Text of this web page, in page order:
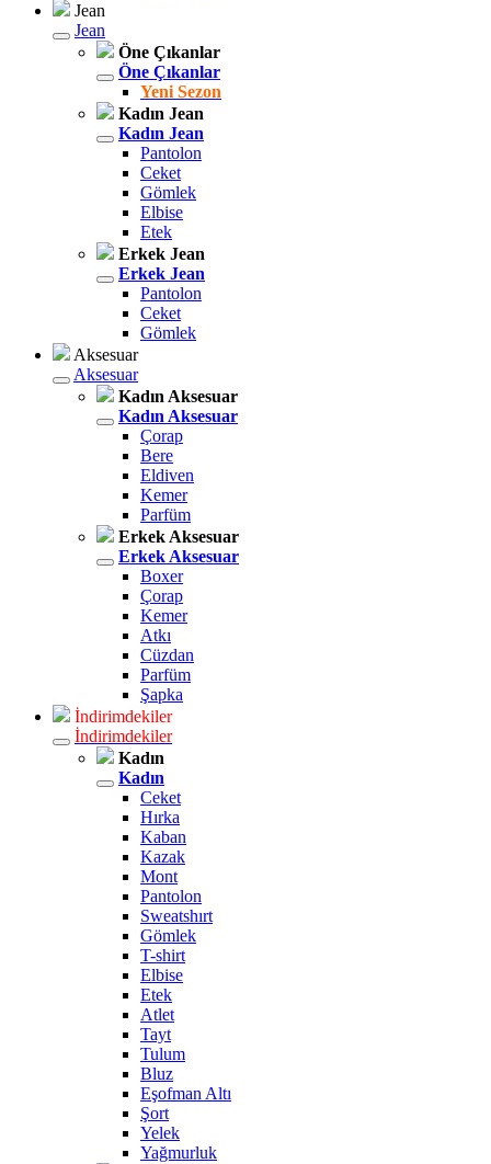
Jean
Jean
Öne Çıkanlar
Öne Çıkanlar
Yeni Sezon
Kadın Jean
Kadın Jean
Pantolon
Ceket
Gömlek
Elbise
Etek
Erkek Jean
Erkek Jean
Pantolon
Ceket
Gömlek
Aksesuar
Aksesuar
Kadın Aksesuar
Kadın Aksesuar
Çorap
Bere
Eldiven
Kemer
Parfüm
Erkek Aksesuar
Erkek Aksesuar
Boxer
Çorap
Kemer
Atkı
Cüzdan
Parfüm
Şapka
İndirimdekiler
İndirimdekiler
Kadın
Kadın
Ceket
Hırka
Kaban
Kazak
Mont
Pantolon
Sweatshırt
Gömlek
T-shirt
Elbise
Etek
Atlet
Tayt
Tulum
Bluz
Eşofman Altı
Şort
Yelek
Yağmurluk